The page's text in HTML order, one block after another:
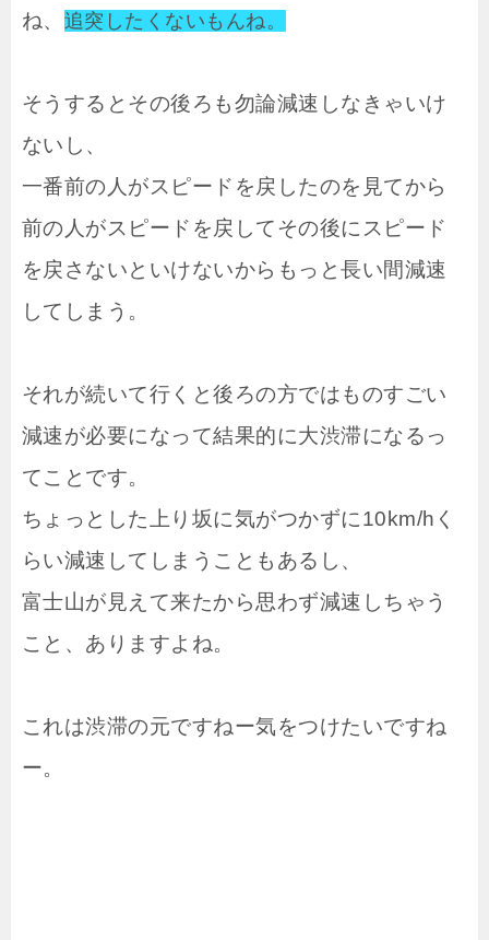
ね、 追突したくないもんね。
そうするとその後ろも勿論減速しなきゃいけ
ないし、
一番前の人がスピードを戻したのを見てから
前の人がスピードを戻してその後にスピード
を戻さないといけないからもっと長い間減速
してしまう。
それが続いて行くと後ろの方ではものすごい
減速が必要になって結果的に大渋滞になるっ
てことです。
ちょっとした上り坂に気がつかずに10km/hく
らい減速してしまうこともあるし、
富士山が見えて来たから思わず減速しちゃう
こと、ありますよね。
これは渋滞の元ですねー気をつけたいですね
ー。